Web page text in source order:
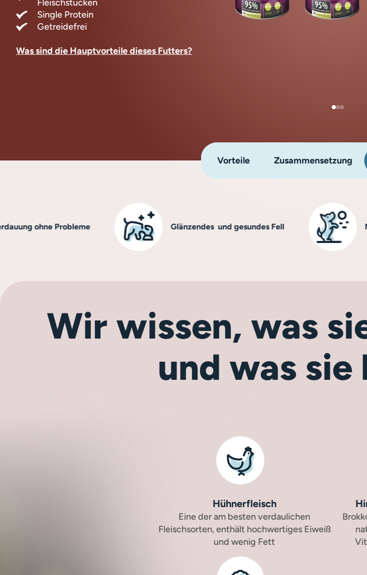
Fleischstücken
Single Protein
Getreidefrei
Was sind die Hauptvorteile dieses Futters?
Vorteile Zusammensetzung
ohne Probleme Glänzendes und gesundes Fell Mehr
Wir wissen, was
und was sie
Hühnerfleisch
Eine der am besten verdaulichen
Fleischsorten, enthält hochwertiges Eiweiß
und wenig Fett